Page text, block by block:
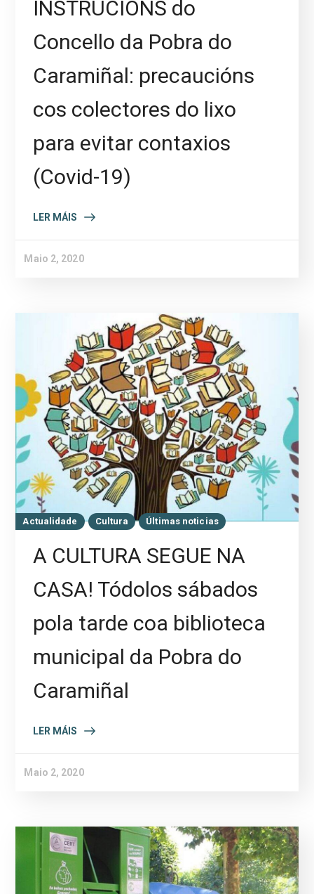
INSTRUCIÓNS do
Concello da Pobra do
Caramiñal: precaucións
cos colectores do lixo
para evitar contaxios
(Covid-19)
LER MÁIS
Maio 2, 2020
Actualidade Cultura Últimas noticias
A CULTURA SEGUE NA
CASA! Tódolos sábados
pola tarde coa biblioteca
municipal da Pobra do
Caramiñal
LER MÁIS
Maio 2, 2020